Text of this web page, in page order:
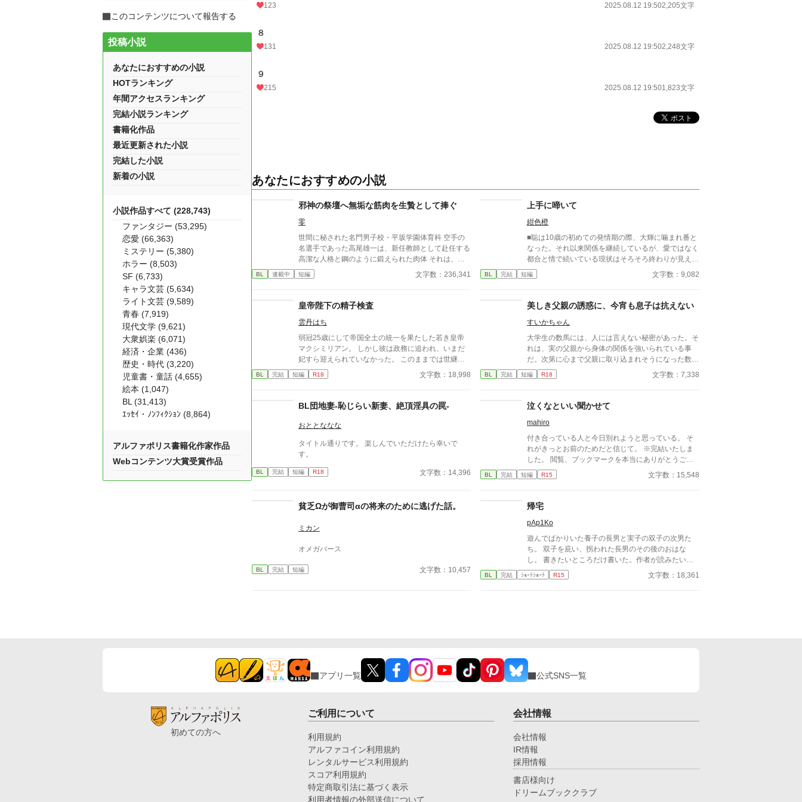
123 2025.08.12 19:502,205文字
８
131 2025.08.12 19:502,248文字
９
215 2025.08.12 19:501,823文字
あなたにおすすめの小説
邪神の祭壇へ無垢な筋肉を生贄として捧ぐ
零
世間に秘された名門男子校・平坂学園体育科 空手の
名選手であった高尾雄一は、新任教師として赴任する
高潔な人格と鋼のように鍛えられた肉体 それは、学
園にとって最高の生贄の候補に他ならなかった 至高
の筋肉を持つ、精神を削られ意志をなくした青年を太
躍する 意志をなくし筋肉の操り人形と化した“デク”
ァンタジー
BL 連載中 短編 文字数：236,341
上手に啼いて
紺色橙
■聡は10歳の初めての発情期の際、大輝に噛まれ番と
なった。それ以来関係を継続しているが、愛ではなく
都合と情で続いている現状はそろそろ終わりが見えて
いた。 ■注意*独自オメガバース設定。■『それは愛か
本能か』と同じ世界設定です。関係は一切なし。
BL 完結 短編 文字数：9,082
皇帝陛下の精子検査
雲丹はち
弱冠25歳にして帝国全土の統一を果たした若き皇帝
マクシミリアン。 しかし彼は政務に追われ、いまだ
妃すら迎えられていなかった。 このままでは世継ぎ
が産まれるかどうかも分からない。 焦れた官僚たち
に迫られ、マクシミリアンは世にも屈辱的な『検査』
BL 完結 短編 R18 文字数：18,998
美しき父親の誘惑に、今宵も息子は抗えない
すいかちゃん
大学生の数馬には、人には言えない秘密があった。そ
れは、実の父親から身体の関係を強いられている事
だ。次第に心まで父親に取り込まれそうになった数馬
は、彼女を作り父親との関係にピリオドを打とうとす
る。だが、父の誘惑は止まる事はなかった。 実の親
BL 完結 短編 R18 文字数：7,338
BL団地妻-恥じらい新妻、絶頂淫具の罠-
おととななな
タイトル通りです。 楽しんでいただけたら幸いで
す。
BL 完結 短編 R18 文字数：14,396
泣くなといい聞かせて
mahiro
付き合っている人と今日別れようと思っている。 そ
れがきっとお前のためだと信じて。 ※完結いたしま
した。 閲覧、ブックマークを本当にありがとうござ
いました。
BL 完結 短編 R15 文字数：15,548
貧乏Ωが御曹司αの将来のために逃げた話。
ミカン
オメガバース
BL 完結 短編 文字数：10,457
帰宅
pAp1Ko
遊んでばかりいた養子の長男と実子の双子の次男た
ち。 双子を庇い、拐われた長男のその後のおはな
し。 書きたいところだけ書いた。作者が読みたいだ
けです。
BL 完結 ｼｮｰﾄｼｮｰﾄ R15 文字数：18,361
このコンテンツについて報告する
投稿小説
あなたにおすすめの小説
HOTランキング
年間アクセスランキング
完結小説ランキング
書籍化作品
最近更新された小説
完結した小説
新着の小説
小説作品すべて (228,743)
ファンタジー (53,295)
恋愛 (66,363)
ミステリー (5,380)
ホラー (8,503)
SF (6,733)
キャラ文芸 (5,634)
ライト文芸 (9,589)
青春 (7,919)
現代文学 (9,621)
大衆娯楽 (6,071)
経済・企業 (436)
歴史・時代 (3,220)
児童書・童話 (4,655)
絵本 (1,047)
BL (31,413)
ｴｯｾｲ・ﾉﾝﾌｨｸｼｮﾝ (8,864)
アルファポリス書籍化作家作品
Webコンテンツ大賞受賞作品
アプリ一覧 公式SNS一覧
初めての方へ
ご利用について
利用規約
アルファコイン利用規約
レンタルサービス利用規約
スコア利用規約
特定商取引法に基づく表示
利用者情報の外部送信について
会社情報
会社情報
IR情報
採用情報
書店様向け
ドリームブッククラブ